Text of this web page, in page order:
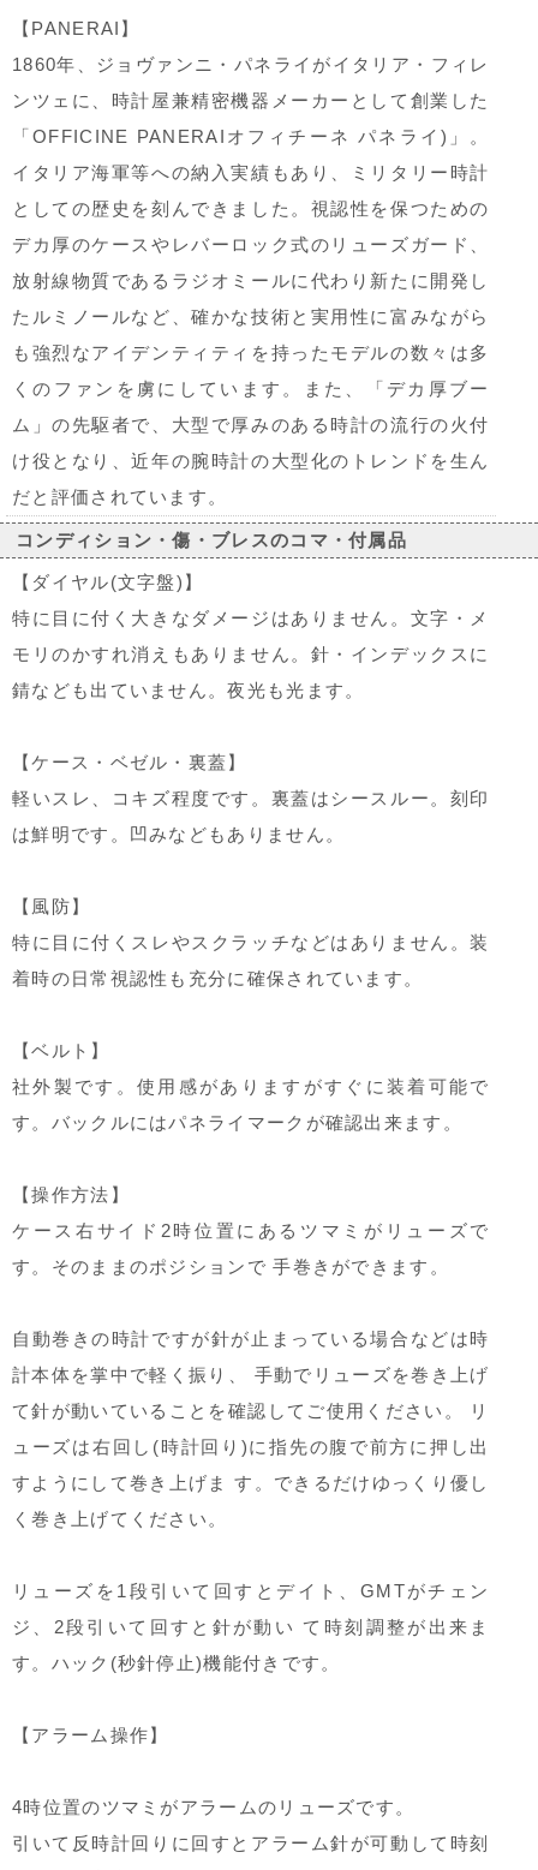
【PANERAI】
1860年、ジョヴァンニ・パネライがイタリア・フィレ
ンツェに、時計屋兼精密機器メーカーとして創業した
「OFFICINE PANERAIオフィチーネ パネライ)」。
イタリア海軍等への納入実績もあり、ミリタリー時計
としての歴史を刻んできました。視認性を保つための
デカ厚のケースやレバーロック式のリューズガード、
放射線物質であるラジオミールに代わり新たに開発し
たルミノールなど、確かな技術と実用性に富みながら
も強烈なアイデンティティを持ったモデルの数々は多
くのファンを虜にしています。また、「デカ厚ブー
ム」の先駆者で、大型で厚みのある時計の流行の火付
け役となり、近年の腕時計の大型化のトレンドを生ん
だと評価されています。
コンディション・傷・ブレスのコマ・付属品
【ダイヤル(文字盤)】
特に目に付く大きなダメージはありません。文字・メ
モリのかすれ消えもありません。針・インデックスに
錆なども出ていません。夜光も光ます。
【ケース・ベゼル・裏蓋】
軽いスレ、コキズ程度です。裏蓋はシースルー。刻印
は鮮明です。凹みなどもありません。
【風防】
特に目に付くスレやスクラッチなどはありません。装
着時の日常視認性も充分に確保されています。
【ベルト】
社外製です。使用感がありますがすぐに装着可能で
す。バックルにはパネライマークが確認出来ます。
【操作方法】
ケース右サイド2時位置にあるツマミがリューズで
す。そのままのポジションで 手巻きができます。
自動巻きの時計ですが針が止まっている場合などは時
計本体を掌中で軽く振り、 手動でリューズを巻き上げ
て針が動いていることを確認してご使用ください。 リ
ューズは右回し(時計回り)に指先の腹で前方に押し出
すようにして巻き上げま す。できるだけゆっくり優し
く巻き上げてください。
リューズを1段引いて回すとデイト、GMTがチェン
ジ、2段引いて回すと針が動い て時刻調整が出来ま
す。ハック(秒針停止)機能付きです。
【アラーム操作】
4時位置のツマミがアラームのリューズです。
引いて反時計回りに回すとアラーム針が可動して時刻